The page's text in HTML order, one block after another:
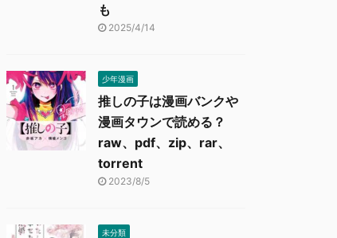
も
2025/4/14
少年漫画
推しの子は漫画バンクや
漫画タウンで読める？
raw、pdf、zip、rar、
torrent
2023/8/5
未分類